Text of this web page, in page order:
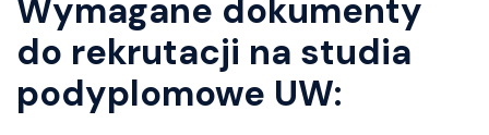
Wymagane dokumenty
do rekrutacji na studia
podyplomowe UW: